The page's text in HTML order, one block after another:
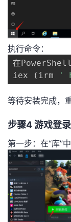
执行命令：
在PowerShell
iex
( irm '
等待安装完成，
步骤4 游戏登录
第一步：在“库”